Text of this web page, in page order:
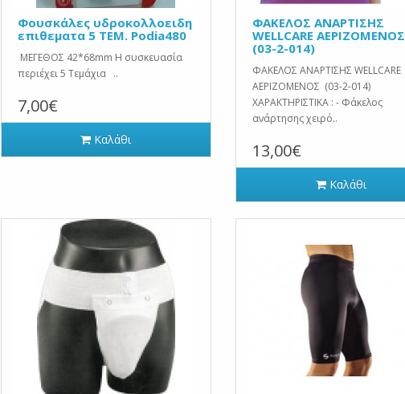
Φουσκάλες υδροκολλοειδη
επιθεματα 5 ΤΕΜ. Podia480
ΜΕΓΕΘΟΣ 42*68mm Η συσκευασία
περιέχει 5 Τεμάχια ..
7,00€
Καλάθι
ΦΑΚΕΛΟΣ ΑΝΑΡΤΙΣΗΣ
WELLCARE ΑΕΡΙΖΟΜΕΝΟΣ
(03-2-014)
ΦΑΚΕΛΟΣ ΑΝΑΡΤΙΣΗΣ WELLCARE
ΑΕΡΙΖΟΜΕΝΟΣ (03-2-014)
ΧΑΡΑΚΤΗΡΙΣΤΙΚΑ : - Φάκελος
ανάρτησης χειρό..
13,00€
Καλάθι